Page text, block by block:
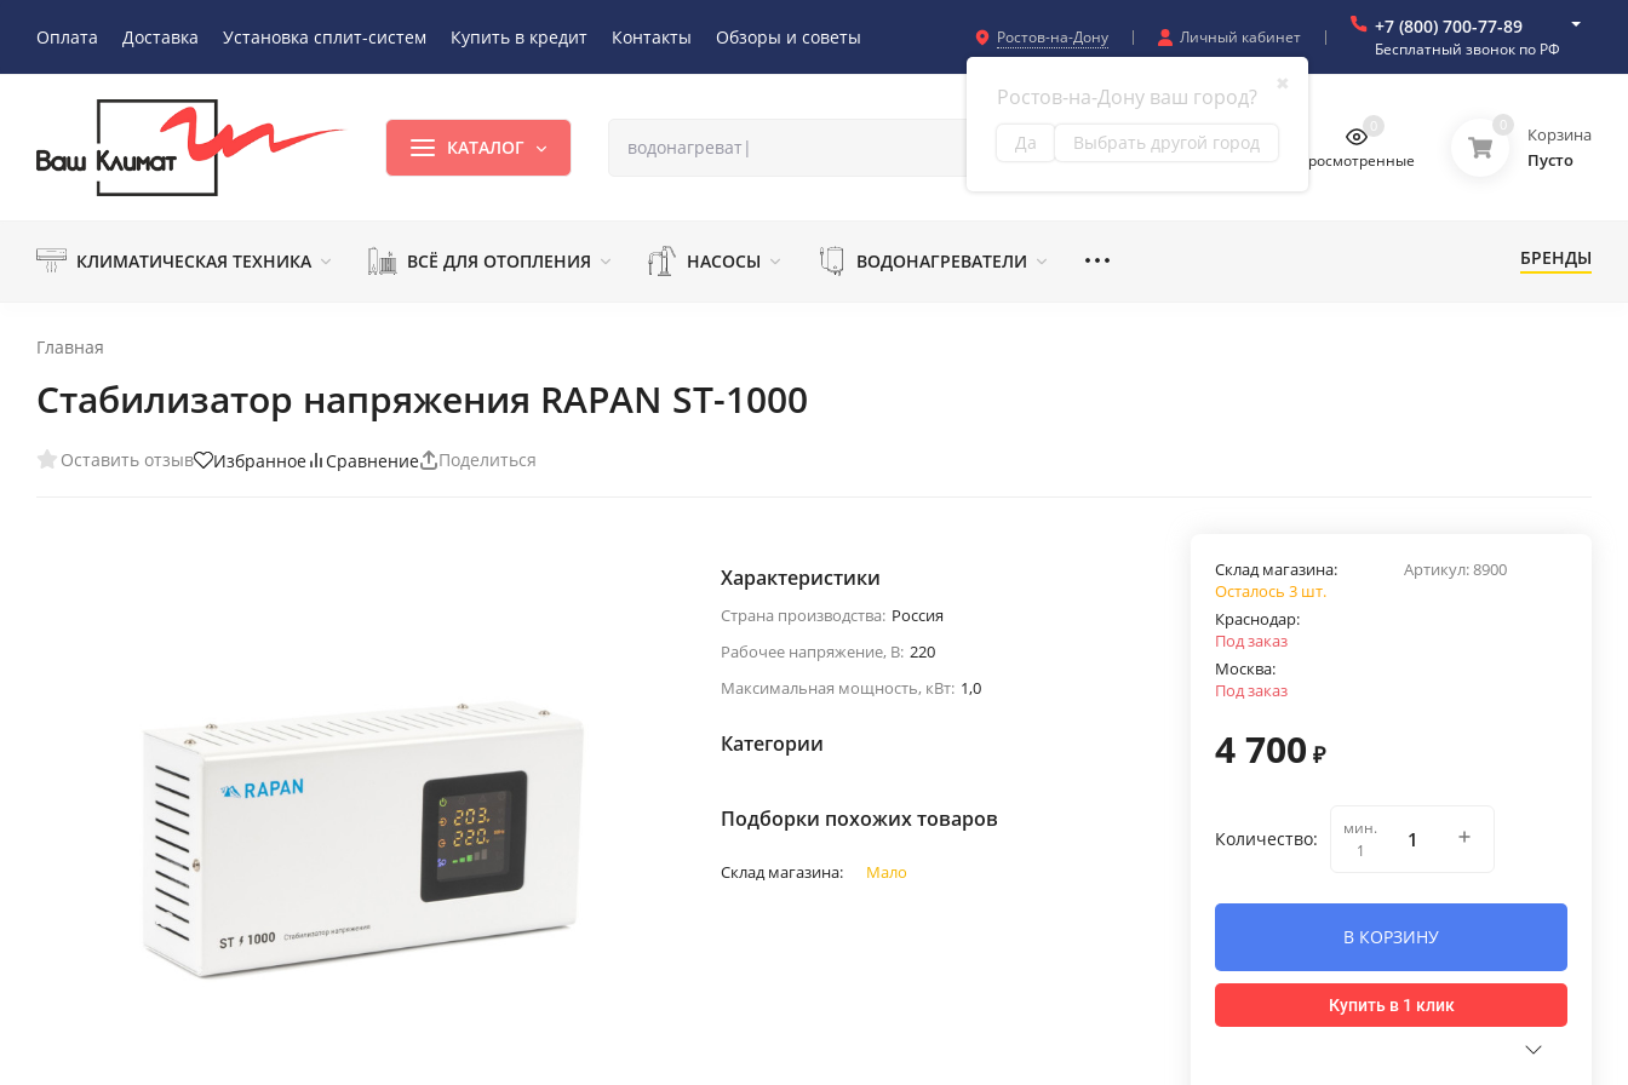
Оплата Доставка Установка сплит-систем Купить в кредит Контакты Обзоры и советы Ростов-на-Дону
✖
Ростов-на-Дону ваш город?
Да Выбрать другой город
Личный кабинет +7 (800) 700-77-89
Бесплатный звонок по РФ
КАТАЛОГ
Просмотренные
0 0
Корзина
Пусто
КЛИМАТИЧЕСКАЯ ТЕХНИКА ВСЁ ДЛЯ ОТОПЛЕНИЯ НАСОСЫ ВОДОНАГРЕВАТЕЛИ БРЕНДЫ
Главная
Стабилизатор напряжения RAPAN ST-1000
Оставить отзыв Избранное Сравнение Поделиться
Характеристики
Страна производства: Россия
Рабочее напряжение, В: 220
Максимальная мощность, кВт: 1,0
Категории
Подборки похожих товаров
Склад магазина: Мало
Артикул:8900
Склад магазина:
Осталось 3 шт.
Краснодар:
Под заказ
Москва:
Под заказ
4 700 ₽
Количество:
мин.
1
В КОРЗИНУ
Купить в 1 клик